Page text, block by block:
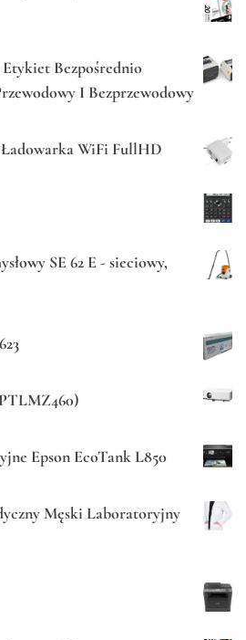
Bezpośrednio
I Bezprzewodowy
WiFi FullHD
SE 62 E - sieciowy,
Epson EcoTank L850
Męski Laboratoryjny